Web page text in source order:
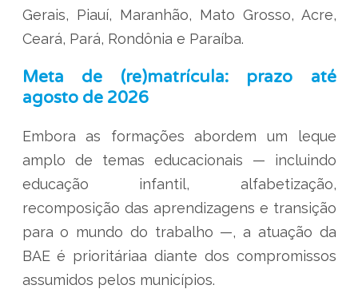
Gerais, Piauí, Maranhão, Mato Grosso, Acre,
Ceará, Pará, Rondônia e Paraíba.
Meta de (re)matrícula: prazo até
agosto de 2026
Embora as formações abordem um leque
amplo de temas educacionais — incluindo
educação infantil, alfabetização,
recomposição das aprendizagens e transição
para o mundo do trabalho —, a atuação da
BAE é prioritáriaa diante dos compromissos
assumidos pelos municípios.